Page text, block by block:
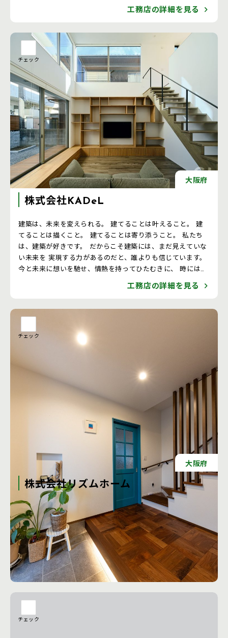
年、50年と長い視野にたって、健康的にも経済的にもメリッ
トになる高性能な住宅の実現が必要なのです。 そのため我々
い。 2050年にも通用する性能と日本人の健康の維持向上と
日本の住宅をもっと高性能に。 SANKENはこれからも、常
に挑戦を続けます。
工務店の詳細を見る
チェック
大阪府
株式会社KADeL
建築は、未来を変えられる。 建てることは叶えること。 建
てることは描くこと。 建てることは寄り添うこと。 私たち
は、建築が好きです。 だからこそ建築には、まだ見えていな
い未来を 実現する力があるのだと、誰よりも信じています。
今と未来に想いを馳せ、情熱を持ってひたむきに、 時には常
識を疑い、打ち破りながら。 どれだけ時代が変わっても、こ
工務店の詳細を見る
チェック
大阪府
株式会社リズムホーム
一人ひとり違う理想の住まいづくりを、 お客様と二人三脚で
かなえます。 LIZUM HOMEは大阪を拠点とした 家づくりの
会社です。 「LIZUM」に込めたのは、「“理”にかなうこ
と」、 「LIVE(生きること)」、「住むこと」への想いです。
生きるうえで不可欠な住宅にも、 自分らしさを出してほし
い。 常に「もし自分が住むなら」というお客様目線で考え、
暮らす人にとって快適で合理的な住まい、 “理”にかなった住
工務店の詳細を見る
チェック